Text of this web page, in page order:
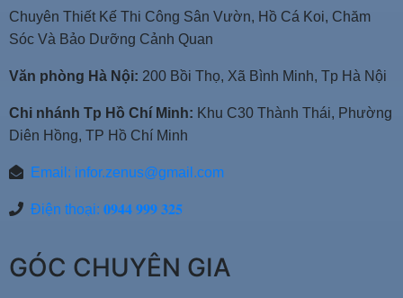
Chuyên Thiết Kế Thi Công Sân Vườn, Hồ Cá Koi, Chăm
Sóc Và Bảo Dưỡng Cảnh Quan
Văn phòng Hà Nội: 200 Bồi Thọ, Xã Bình Minh, Tp Hà Nội
Chi nhánh Tp Hồ Chí Minh: Khu C30 Thành Thái, Phường
Diên Hồng, TP Hồ Chí Minh
Email: infor.zenus@gmail.com
Điện thoại: 𝟎𝟗𝟒𝟒 𝟗𝟗𝟗 𝟑𝟐𝟓
GÓC CHUYÊN GIA